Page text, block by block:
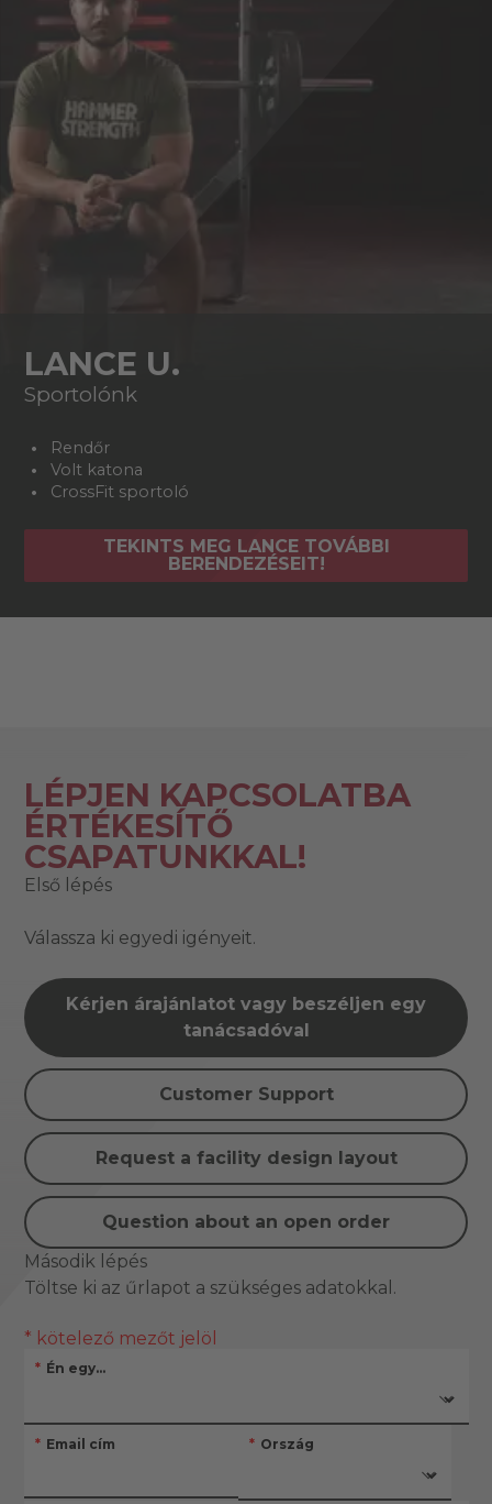
LANCE U.
Sportolónk
Rendőr
Volt katona
CrossFit sportoló
TEKINTS MEG LANCE TOVÁBBI
BERENDEZÉSEIT!
LÉPJEN KAPCSOLATBA
ÉRTÉKESÍTŐ
CSAPATUNKKAL!
Első lépés
Válassza ki egyedi igényeit.
Kérjen árajánlatot vagy beszéljen egy
tanácsadóval
Customer Support
Request a facility design layout
Question about an open order
Második lépés
Töltse ki az űrlapot a szükséges adatokkal.